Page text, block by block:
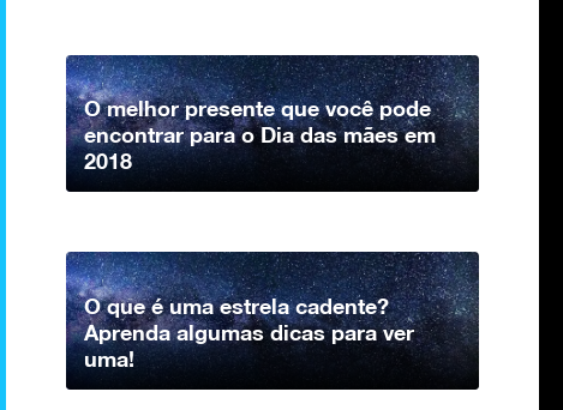
O melhor presente que você pode
encontrar para o Dia das mães em
2018
O que é uma estrela cadente?
Aprenda algumas dicas para ver
uma!